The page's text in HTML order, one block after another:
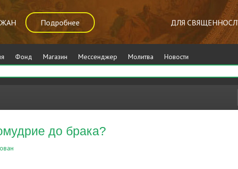
Подробнее ДЛЯ
Фонд Магазин Мессенджер Молитва
Новости
до брака?